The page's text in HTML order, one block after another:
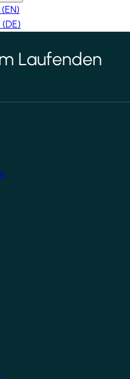
Laufenden